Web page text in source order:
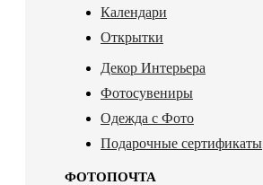
Календари
Открытки
Декор Интерьера
Фотосувениры
Одежда с Фото
Подарочные сертификаты
ФОТОПОЧТА